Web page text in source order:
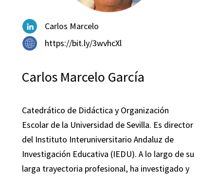
Carlos Marcelo
https://bit.ly/3wvhcXl
Carlos Marcelo García
Catedrático de Didáctica y Organización
Escolar de la Universidad de Sevilla. Es director
del Instituto Interuniversitario Andaluz de
Investigación Educativa (IEDU). A lo largo de su
larga trayectoria profesional, ha investigado y